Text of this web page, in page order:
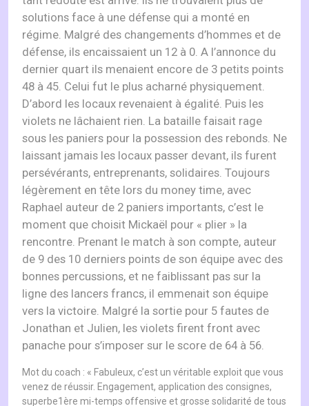
solutions face à une défense qui a monté en
régime. Malgré des changements d’hommes et de
défense, ils encaissaient un 12 à 0. A l’annonce du
dernier quart ils menaient encore de 3 petits points
48 à 45. Celui fut le plus acharné physiquement.
D’abord les locaux revenaient à égalité. Puis les
violets ne lâchaient rien. La bataille faisait rage
sous les paniers pour la possession des rebonds. Ne
laissant jamais les locaux passer devant, ils furent
persévérants, entreprenants, solidaires. Toujours
légèrement en tête lors du money time, avec
Raphael auteur de 2 paniers importants, c’est le
moment que choisit Mickaël pour « plier » la
rencontre. Prenant le match à son compte, auteur
de 9 des 10 derniers points de son équipe avec des
bonnes percussions, et ne faiblissant pas sur la
ligne des lancers francs, il emmenait son équipe
vers la victoire. Malgré la sortie pour 5 fautes de
Jonathan et Julien, les violets firent front avec
panache pour s’imposer sur le score de 64 à 56.
Mot du coach : « Fabuleux, c’est un véritable exploit que vous
venez de réussir. Engagement, application des consignes,
superbe1ère mi-temps offensive et grosse solidarité de tous